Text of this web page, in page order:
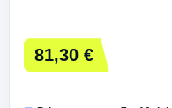
81,30 €